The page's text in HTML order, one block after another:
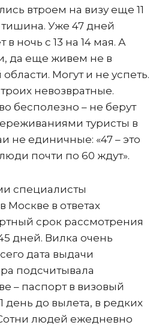
втроем на визу еще 11
Уже 47 дней
ночь с 13 на 14 мая. А
да еще живем не в
Могут и не успеть.
невозвратные.
бесполезно – не берут
туристы в
не единичные: «47 – это
почти по 60 ждут».
специалисты
Москве в ответах
срок рассмотрения
дней. Вилка очень
дата выдачи
подсчитывала
– паспорт в визовый
день до вылета, в редких
Сотни людей ежедневно